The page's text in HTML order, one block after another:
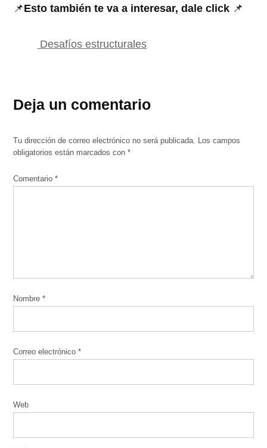
📌Esto también te va a interesar, dale click 📌
Desafíos estructurales
Deja un comentario
Tu dirección de correo electrónico no será publicada. Los campos
obligatorios están marcados con*
Comentario*
Nombre*
Correo electrónico*
Web